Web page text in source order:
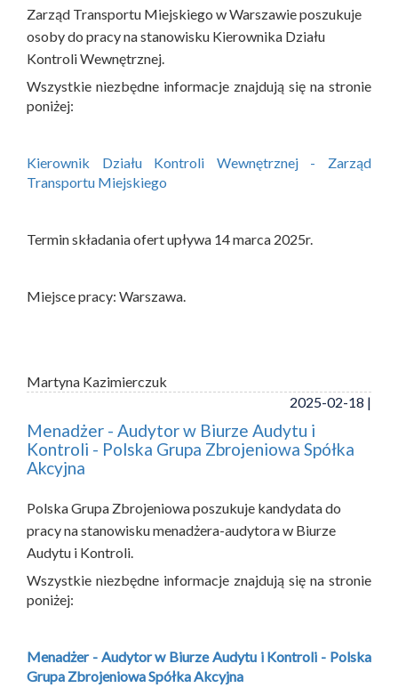
Zarząd Transportu Miejskiego w Warszawie poszukuje
osoby do pracy na stanowisku Kierownika Działu
Kontroli Wewnętrznej.
Wszystkie niezbędne informacje znajdują się na stronie
poniżej:
Kierownik Działu Kontroli Wewnętrznej - Zarząd
Transportu Miejskiego
Termin składania ofert upływa 14 marca 2025r.
Miejsce pracy: Warszawa.
Martyna Kazimierczuk
2025-02-18 |
Menadżer - Audytor w Biurze Audytu i
Kontroli - Polska Grupa Zbrojeniowa Spółka
Akcyjna
Polska Grupa Zbrojeniowa poszukuje kandydata do
pracy na stanowisku menadżera-audytora w Biurze
Audytu i Kontroli.
Wszystkie niezbędne informacje znajdują się na stronie
poniżej:
Menadżer - Audytor w Biurze Audytu i Kontroli - Polska
Grupa Zbrojeniowa Spółka Akcyjna